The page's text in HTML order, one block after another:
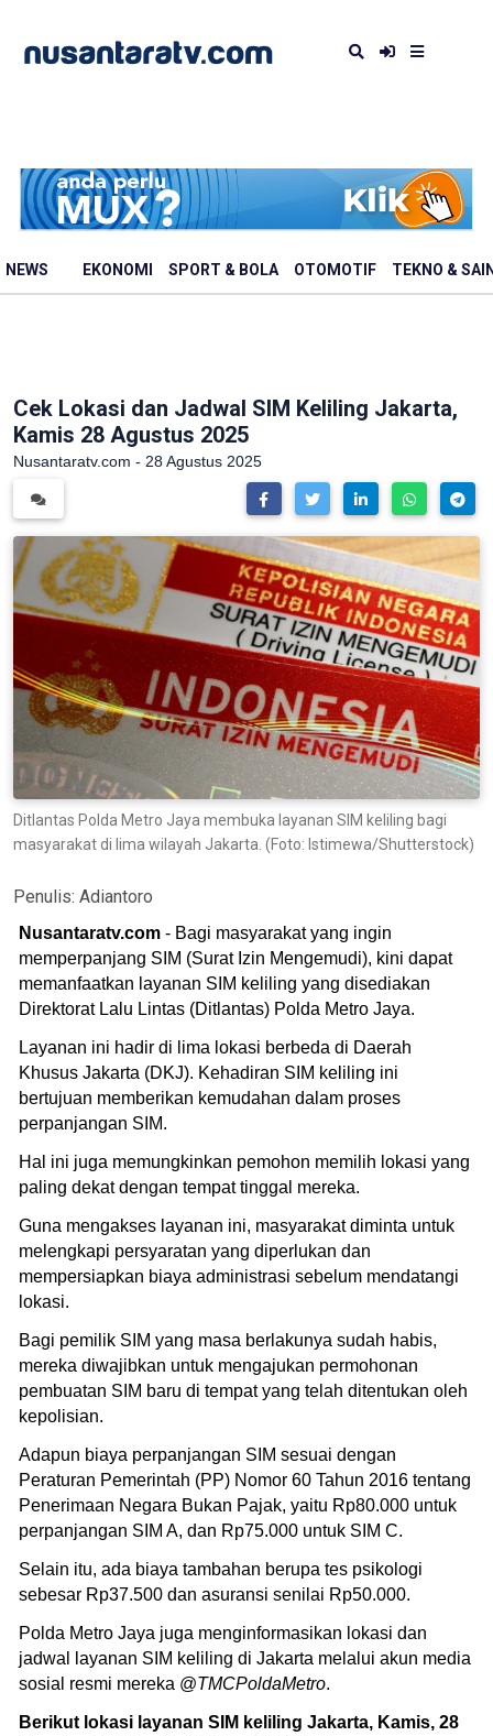
NEWS EKONOMI SPORT & BOLA OTOMOTIF TEKNO &
Cek Lokasi dan Jadwal SIM Keliling Jakarta,
Kamis 28 Agustus 2025
Nusantaratv.com - 28 Agustus 2025
Ditlantas Polda Metro Jaya membuka layanan SIM keliling bagi
masyarakat di lima wilayah Jakarta. (Foto: Istimewa/Shutterstock)
Penulis: Adiantoro
Nusantaratv.com - Bagi masyarakat yang ingin
memperpanjang SIM (Surat Izin Mengemudi), kini dapat
memanfaatkan layanan SIM keliling yang disediakan
Direktorat Lalu Lintas (Ditlantas) Polda Metro Jaya.
Layanan ini hadir di lima lokasi berbeda di Daerah
Khusus Jakarta (DKJ). Kehadiran SIM keliling ini
bertujuan memberikan kemudahan dalam proses
perpanjangan SIM.
Hal ini juga memungkinkan pemohon memilih lokasi yang
paling dekat dengan tempat tinggal mereka.
Guna mengakses layanan ini, masyarakat diminta untuk
melengkapi persyaratan yang diperlukan dan
mempersiapkan biaya administrasi sebelum mendatangi
lokasi.
Bagi pemilik SIM yang masa berlakunya sudah habis,
mereka diwajibkan untuk mengajukan permohonan
pembuatan SIM baru di tempat yang telah ditentukan oleh
kepolisian.
Adapun biaya perpanjangan SIM sesuai dengan
Peraturan Pemerintah (PP) Nomor 60 Tahun 2016 tentang
Penerimaan Negara Bukan Pajak, yaitu Rp80.000 untuk
perpanjangan SIM A, dan Rp75.000 untuk SIM C.
Selain itu, ada biaya tambahan berupa tes psikologi
sebesar Rp37.500 dan asuransi senilai Rp50.000.
Polda Metro Jaya juga menginformasikan lokasi dan
jadwal layanan SIM keliling di Jakarta melalui akun media
sosial resmi mereka @TMCPoldaMetro.
Berikut lokasi layanan SIM keliling Jakarta, Kamis, 28